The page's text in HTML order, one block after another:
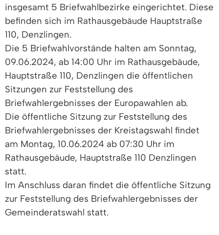
insgesamt 5 Briefwahlbezirke eingerichtet. Diese
befinden sich im Rathausgebäude Hauptstraße
110, Denzlingen.
Die 5 Briefwahlvorstände halten am Sonntag,
09.06.2024, ab 14:00 Uhr im Rathausgebäude,
Hauptstraße 110, Denzlingen die öffentlichen
Sitzungen zur Feststellung des
Briefwahlergebnisses der Europawahlen ab.
Die öffentliche Sitzung zur Feststellung des
Briefwahlergebnisses der Kreistagswahl findet
am Montag, 10.06.2024 ab 07:30 Uhr im
Rathausgebäude, Hauptstraße 110 Denzlingen
statt.
Im Anschluss daran findet die öffentliche Sitzung
zur Feststellung des Briefwahlergebnisses der
Gemeinderatswahl statt.